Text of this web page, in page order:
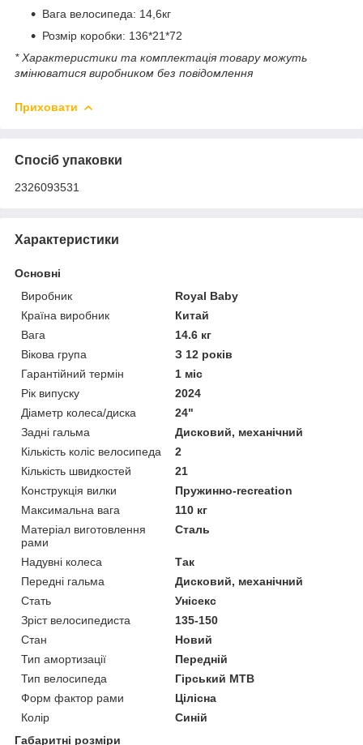
Вага велосипеда: 14,6кг
Розмір коробки: 136*21*72
* Характеристики та комплектація товару можуть
змінюватися виробником без повідомлення
Приховати
Спосіб упаковки
2326093531
Характеристики
Основні
Виробник
Royal Baby
Країна виробник
Китай
Вага
14.6 кг
Вікова група
З 12 років
Гарантійний термін
1 міс
Рік випуску
2024
Діаметр колеса/диска
24"
Задні гальма
Дисковий, механічний
Кількість коліс велосипеда
2
Кількість швидкостей
21
Конструкція вилки
Пружинно-recreation
Максимальна вага
110 кг
Матеріал виготовлення
рами
Сталь
Надувні колеса
Так
Передні гальма
Дисковий, механічний
Стать
Унісекс
Зріст велосипедиста
135-150
Стан
Новий
Тип амортизації
Передній
Тип велосипеда
Гірський MTB
Форм фактор рами
Цілісна
Колір
Синій
Габаритні розміри